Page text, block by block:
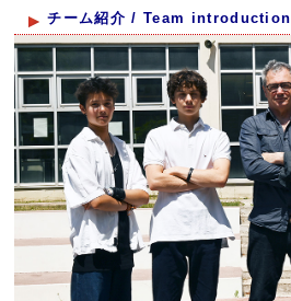
チーム紹介 / Team introduction